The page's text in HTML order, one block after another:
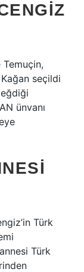
Temuçin,
seçildi
ünvanı
Türk
Türk